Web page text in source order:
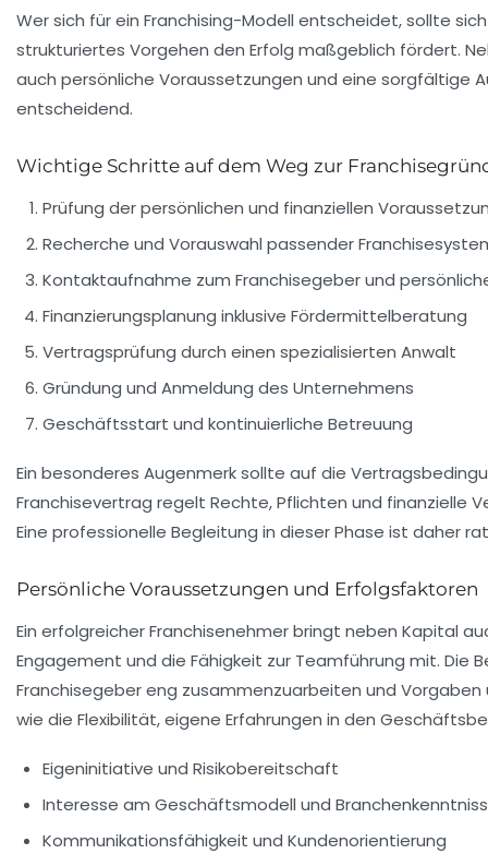
Wer sich für ein Franchising-Modell entscheidet, sollte
strukturiertes Vorgehen den Erfolg maßgeblich fördert.
auch persönliche Voraussetzungen und eine sorgfältige
entscheidend.
Wichtige Schritte auf dem Weg zur
Prüfung der persönlichen und finanziellen
Recherche und Vorauswahl passender
Kontaktaufnahme zum Franchisegeber und
Finanzierungsplanung inklusive Fördermittelberatung
Vertragsprüfung durch einen spezialisierten Anwalt
Gründung und Anmeldung des Unternehmens
Geschäftsstart und kontinuierliche Betreuung
Ein besonderes Augenmerk sollte auf die
Franchisevertrag regelt Rechte, Pflichten und finanzielle
Eine professionelle Begleitung in dieser Phase ist daher
Persönliche Voraussetzungen und Erfolgsfaktoren
Ein erfolgreicher Franchisenehmer bringt neben Kapital
Engagement und die Fähigkeit zur Teamführung mit. Die
Franchisegeber eng zusammenzuarbeiten und
wie die Flexibilität, eigene Erfahrungen in den
Eigeninitiative und Risikobereitschaft
Interesse am Geschäftsmodell und
Kommunikationsfähigkeit und Kundenorientierung